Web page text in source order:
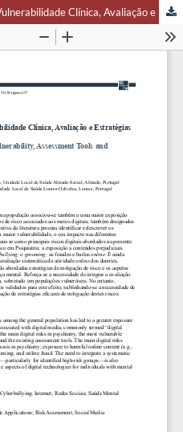
Riscos Digitais em Psiquiatria: Vulnerabilidade Clínica, Avaliação e Estratégias de Mitigação